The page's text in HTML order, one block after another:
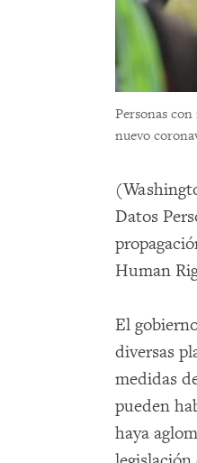
Personas
nuevo
Datos
Human
El
diversas
medidas
pueden
haya